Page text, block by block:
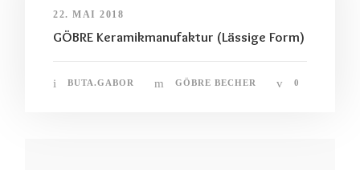
22. MAI 2018
GÖBRE Keramikmanufaktur (Lässige Form)
BUTA.GABOR GÖBRE BECHER 0